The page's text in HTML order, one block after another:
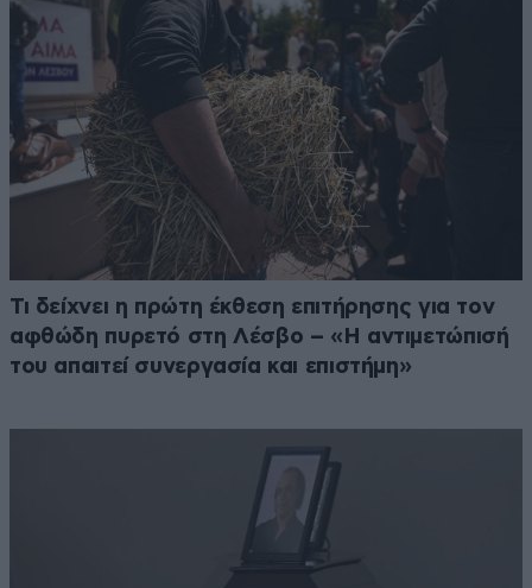
Τι δείχνει η πρώτη έκθεση επιτήρησης για τον
αφθώδη πυρετό στη Λέσβο – «Η αντιμετώπισή
του απαιτεί συνεργασία και επιστήμη»